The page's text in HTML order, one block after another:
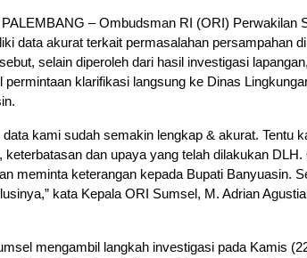
– Ombudsman RI (ORI) Perwakilan
data akurat terkait permasalahan persampahan
selain diperoleh dari hasil investigasi
permintaan klarifikasi langsung ke Dinas
data kami sudah semakin lengkap & akurat. Tentu
keterbatasan dan upaya yang telah dilakukan DLH.
meminta keterangan kepada Bupati Banyuasin.
kata Kepala ORI Sumsel, M. Adrian
mengambil langkah investigasi pada Kamis